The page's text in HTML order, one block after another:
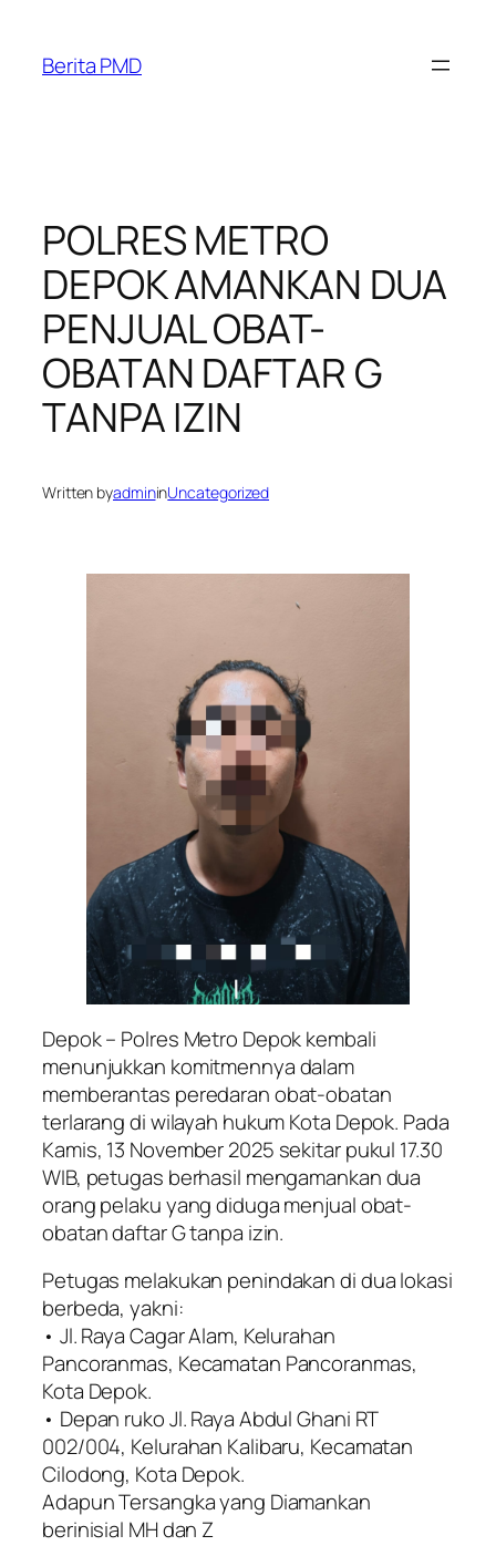
content
Berita PMD
POLRES METRO
DEPOK AMANKAN DUA
PENJUAL OBAT-
OBATAN DAFTAR G
TANPA IZIN
Written byadmininUncategorized
Depok – Polres Metro Depok kembali
menunjukkan komitmennya dalam
memberantas peredaran obat-obatan
terlarang di wilayah hukum Kota Depok. Pada
Kamis, 13 November 2025 sekitar pukul 17.30
WIB, petugas berhasil mengamankan dua
orang pelaku yang diduga menjual obat-
obatan daftar G tanpa izin.
Petugas melakukan penindakan di dua lokasi
berbeda, yakni:
• Jl. Raya Cagar Alam, Kelurahan
Pancoranmas, Kecamatan Pancoranmas,
Kota Depok.
• Depan ruko Jl. Raya Abdul Ghani RT
002/004, Kelurahan Kalibaru, Kecamatan
Cilodong, Kota Depok.
Adapun Tersangka yang Diamankan
berinisial MH dan Z